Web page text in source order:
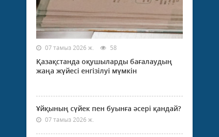
07 тамыз 2026 ж. 58
Қазақстанда оқушыларды бағалаудың
жаңа жүйесі енгізілуі мүмкін
Ұйқының сүйек пен буынға әсері қандай?
07 тамыз 2026 ж.